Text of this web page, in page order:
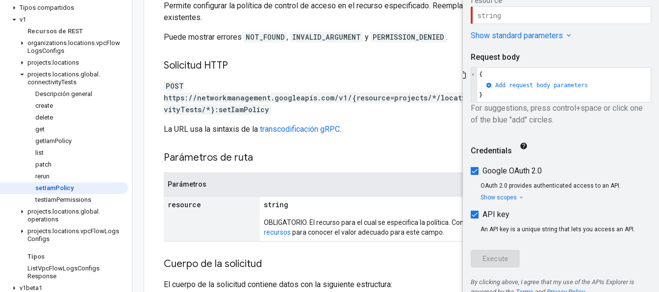
Tipos compartidos
v1
Recursos de REST
organizations. locations.vpcFlow
LogsConfigs
projects. locations
projects. locations.global .
connectivityTests
Descripción general
create
delete
get
getIamPolicy
list
patch
rerun
setIamPolicy
testIamPermissions
projects. locations.global .
operations
projects. locations.vpcFlowLogs
Configs
Tipos
ListVpcFlowLogsConfigs
Response
v1beta1
Permite configurar la política de control de acceso en el recurso especificado. Reemplaza todas las políticas
existentes.
Puede mostrar errores NOT_FOUND , INVALID_ARGUMENT y PERMISSION_DENIED .
Solicitud HTTP
POST
https://networkmanagement.googleapis.com/v1/{resource=projects/*/locations/global/connecti
vityTests/*}:setIamPolicy
La URL usa la sintaxis de la transcodificación gRPC.
Parámetros de ruta
Parámetros
resource string
OBLIGATORIO. El recurso para el cual se especifica la política. Consulta
recursos para conocer el valor adecuado para este campo.
Cuerpo de la solicitud
El cuerpo de la solicitud contiene datos con la siguiente estructura: